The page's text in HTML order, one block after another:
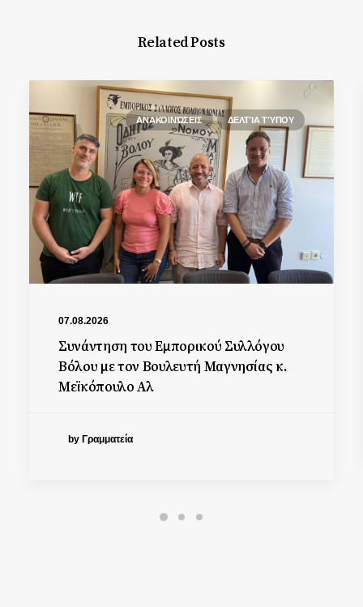
Related Posts
ΑΝΑΚΟΙΝΏΣΕΙΣ ΔΕΛΤΊΑ ΤΎΠΟΥ
07.08.2026
Συνάντηση του Εμπορικού Συλλόγου
Βόλου με τον Βουλευτή Μαγνησίας κ.
Μεϊκόπουλο Αλ
by Γραμματεία